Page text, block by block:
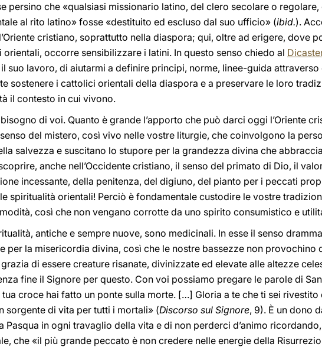
persino che «qualsiasi missionario latino, del clero secolare o
al rito latino» fosse «destituito ed escluso dal suo ufficio» (ibid.).
cristiano, soprattutto nella diaspora; qui, oltre ad erigere, dove
occorre sensibilizzare i latini. In questo senso chiedo al
suo lavoro, di aiutarmi a definire principi, norme, linee-guida attraverso
sostenere i cattolici orientali della diaspora e a preservare le loro
il contesto in cui vivono.
di voi. Quanto è grande l’apporto che può darci oggi l’Oriente
del mistero, così vivo nelle vostre liturgie, che coinvolgono la
salvezza e suscitano lo stupore per la grandezza divina che
anche nell’Occidente cristiano, il senso del primato di Dio, il
incessante, della penitenza, del digiuno, del pianto per i peccati
spiritualità orientali! Perciò è fondamentale custodire le vostre
così che non vengano corrotte da uno spirito consumistico e
antiche e sempre nuove, sono medicinali. In esse il senso
per la misericordia divina, così che le nostre bassezze non provochino
di essere creature risanate, divinizzate ed elevate alle altezze
fine il Signore per questo. Con voi possiamo pregare le parole di
tua croce hai fatto un ponte sulla morte. […] Gloria a te che ti sei
sorgente di vita per tutti i mortali» (Discorso sul Signore, 9). È un dono
Pasqua in ogni travaglio della vita e di non perderci d’animo
che «il più grande peccato è non credere nelle energie della